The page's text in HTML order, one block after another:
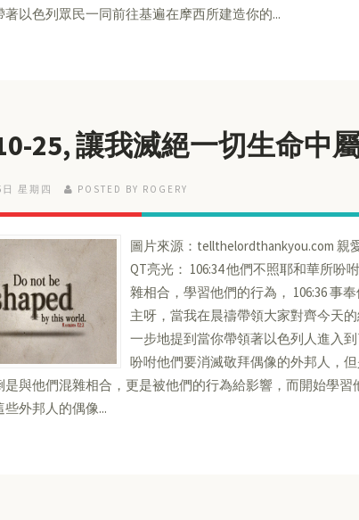
著以色列眾民一同前往基遍在摩西所建造你的...
25, 讓我滅絕一切生命中
星期四 POSTED BY ROGERY
圖片來源：tellthelordthankyou.com 親
QT亮光： 106:34 他們不照耶和華所吩
雜相合，學習他們的行為， 106:36 事
主呀，當我在晨禱帶領大家對齊今天
一步地提到當你帶領著以色列人進入
吩咐他們要消滅敬拜偶像的外邦人，
是與他們混雜相合，更是被他們的行為給影響，而開始學
些外邦人的偶像...